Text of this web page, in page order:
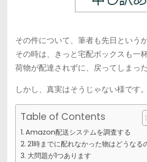
その件について、筆者も先日という
その時は、きっと宅配ボックスも一
荷物が配達されずに、戻ってしまっ
しかし、真実はそうじゃない様です。
Table of Contents
Amazon配送システムを調査する
21時までに配れなかった物はどうなる
大問題が1つあります